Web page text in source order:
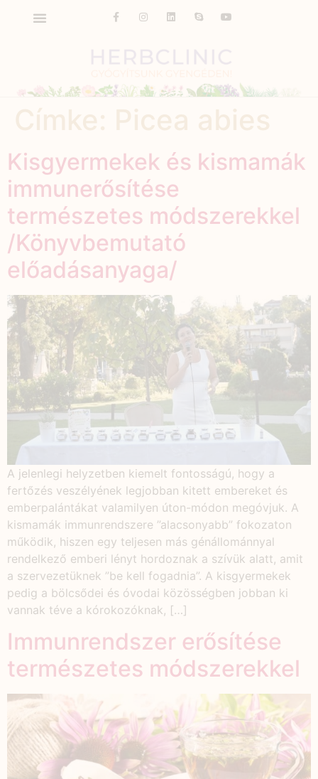
Kisgyermekek és kismamák
immunerősítése
természetes módszerekkel
/Könyvbemutató
előadásanyaga/
A jelenlegi helyzetben kiemelt fontosságú, hogy a
fertőzés veszélyének legjobban kitett embereket és
emberpalántákat valamilyen úton-módon megóvjuk. A
kismamák immunrendszere ”alacsonyabb” fokozaton
működik, hiszen egy teljesen más génállománnyal
rendelkező emberi lényt hordoznak a szívük alatt, amit
a szervezetüknek ”be kell fogadnia”. A kisgyermekek
pedig a bölcsődei és óvodai közösségben jobban ki
vannak téve a kórokozóknak, […]
Immunrendszer erősítése
természetes módszerekkel